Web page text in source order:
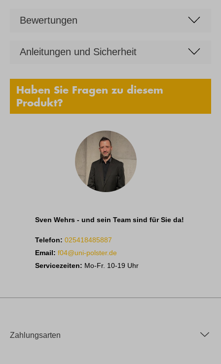
Bewertungen
Anleitungen und Sicherheit
Haben Sie Fragen zu diesem
Produkt?
Sven Wehrs - und sein Team sind für Sie da!
Telefon: 025418485887
Email: f04@uni-polster.de
Servicezeiten: Mo-Fr. 10-19 Uhr
Zahlungsarten